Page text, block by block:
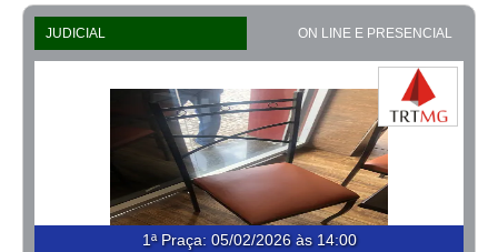
JUDICIAL ON LINE E PRESENCIAL
1ª Praça: 05/02/2026 às 14:00